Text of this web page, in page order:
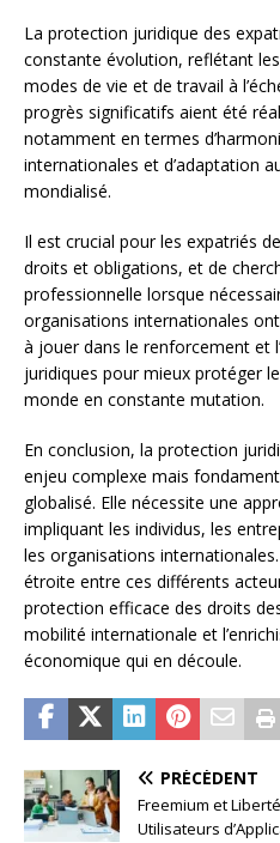
La protection juridique des
constante évolution, reflétant
modes de vie et de travail à
progrès significatifs aient été
notamment en termes
internationales et d’adaptation
mondialisé.
Il est crucial pour les expatriés
droits et obligations, et de
professionnelle lorsque
organisations internationales
à jouer dans le renforcement et
juridiques pour mieux protéger
monde en constante mutation.
En conclusion, la protection
enjeu complexe mais
globalisé. Elle nécessite une
impliquant les individus, les
les organisations
étroite entre ces différents
protection efficace des droits
mobilité internationale et
économique qui en découle.
PRÉCÉDENT
Freemium et
Utilisateurs